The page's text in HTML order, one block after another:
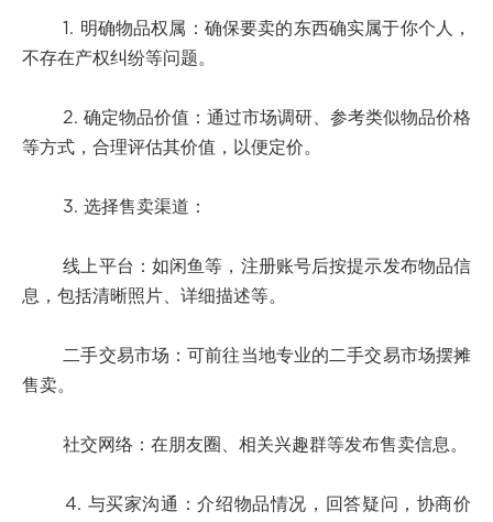
1. 明确物品权属：确保要卖的东西确实属于你个人，
不存在产权纠纷等问题。
2. 确定物品价值：通过市场调研、参考类似物品价格
等方式，合理评估其价值，以便定价。
3. 选择售卖渠道：
线上平台：如闲鱼等，注册账号后按提示发布物品信
息，包括清晰照片、详细描述等。
二手交易市场：可前往当地专业的二手交易市场摆摊
售卖。
社交网络：在朋友圈、相关兴趣群等发布售卖信息。
4. 与买家沟通：介绍物品情况，回答疑问，协商价